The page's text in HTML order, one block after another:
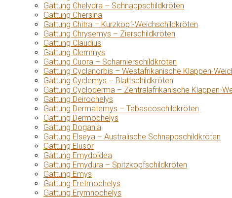
Gattung Chelydra – Schnappschildkröten
Gattung Chersina
Gattung Chitra – Kurzkopf-Weichschildkröten
Gattung Chrysemys – Zierschildkröten
Gattung Claudius
Gattung Clemmys
Gattung Cuora – Scharnierschildkröten
Gattung Cyclanorbis – Westafrikanische Klappen-
Gattung Cyclemys – Blattschildkröten
Gattung Cycloderma – Zentralafrikanische Klappen-
Gattung Deirochelys
Gattung Dermatemys – Tabascoschildkröten
Gattung Dermochelys
Gattung Dogania
Gattung Elseya – Australische Schnappschildkröten
Gattung Elusor
Gattung Emydoidea
Gattung Emydura – Spitzkopfschildkröten
Gattung Emys
Gattung Eretmochelys
Gattung Erymnochelys